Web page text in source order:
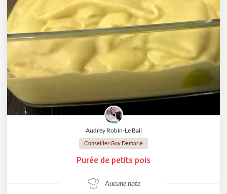
Audrey Robin-Le Bail
Conseiller Guy Demarle
Purée de petits pois
Aucune note